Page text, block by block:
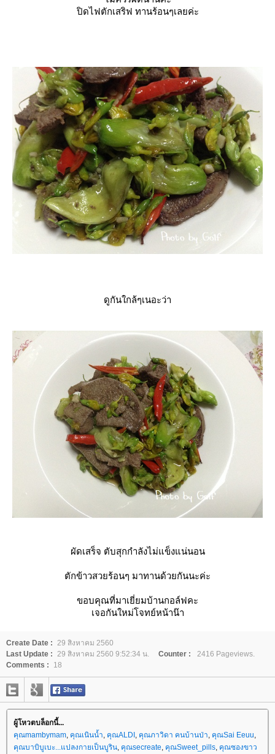
ปิดไฟตักเสริฟ ทานร้อนๆเลยค่ะ
ดูกันใกล้ๆเนอะว่า
ผัดเสร็จ ตับสุกกำลังไม่แข็งแน่นอน
ตักข้าวสวยร้อนๆ มาทานด้วยกันนะค่ะ
ขอบคุณที่มาเยี่ยมบ้านกอล์ฟคะ
เจอกันใหม่โจทย์หน้าน๊า
Create Date :
29 สิงหาคม 2560
Last Update :
29 สิงหาคม 2560 9:52:34 น. Counter :
2416 Pageviews.
Comments :
18
ผู้โหวตบล็อกนี้...
คุณmambymam คุณเนินน้ำ คุณALDI คุณภาวิดา คนบ้านป่า คุณSai Eeuu
คุณบาบิบูเบะ...แปลงกายเป็นบูริน คุณsecreate คุณSweet_pills คุณซองขาว